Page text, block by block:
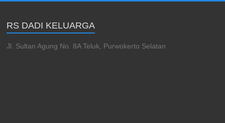
RS DADI KELUARGA
Jl. Sultan Agung No. 8A Teluk, Purwokerto Selatan